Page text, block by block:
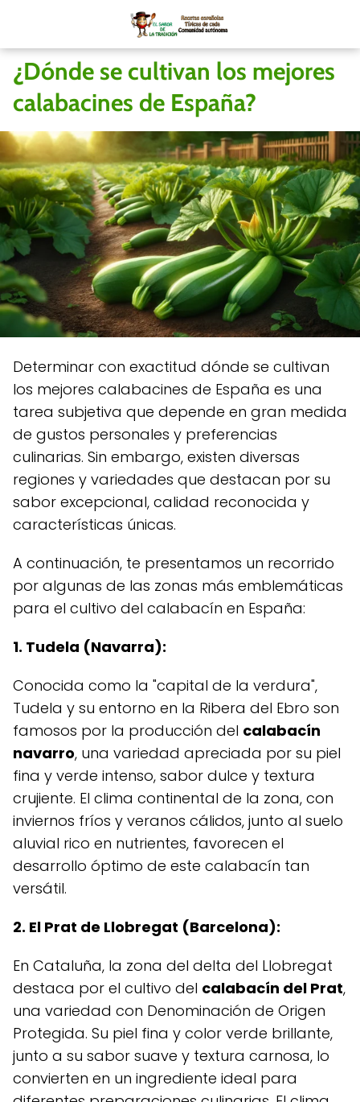
¿Dónde se cultivan los mejores
calabacines de España?
Determinar con exactitud dónde se cultivan
los mejores calabacines de España es una
tarea subjetiva que depende en gran medida
de gustos personales y preferencias
culinarias. Sin embargo, existen diversas
regiones y variedades que destacan por su
sabor excepcional, calidad reconocida y
características únicas.
A continuación, te presentamos un recorrido
por algunas de las zonas más emblemáticas
para el cultivo del calabacín en España:
1. Tudela (Navarra):
Conocida como la "capital de la verdura",
Tudela y su entorno en la Ribera del Ebro son
famosos por la producción del calabacín
navarro, una variedad apreciada por su piel
fina y verde intenso, sabor dulce y textura
crujiente. El clima continental de la zona, con
inviernos fríos y veranos cálidos, junto al suelo
aluvial rico en nutrientes, favorecen el
desarrollo óptimo de este calabacín tan
versátil.
2. El Prat de Llobregat (Barcelona):
En Cataluña, la zona del delta del Llobregat
destaca por el cultivo del calabacín del Prat,
una variedad con Denominación de Origen
Protegida. Su piel fina y color verde brillante,
junto a su sabor suave y textura carnosa, lo
convierten en un ingrediente ideal para